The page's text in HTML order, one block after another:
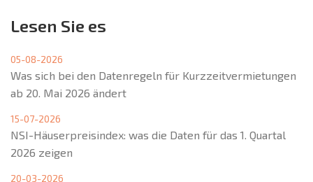
Lesen Sie es
05-08-2026
Was sich bei den Datenregeln für Kurzzeitvermietungen
ab 20. Mai 2026 ändert
15-07-2026
NSI-Häuserpreisindex: was die Daten für das 1. Quartal
2026 zeigen
20-03-2026